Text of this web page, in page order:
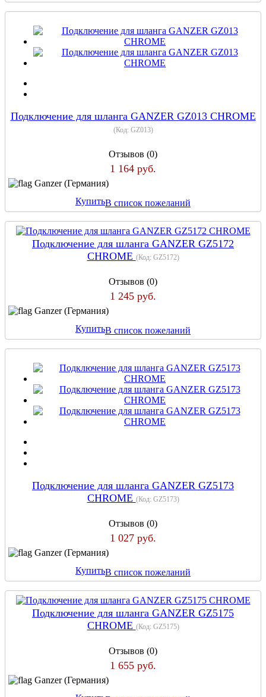
Подключение для шланга GANZER GZ013 CHROME
(Код: GZ013)
Отзывов (0)
1 164 руб.
Ganzer (Германия)
КупитьВ список пожеланий
Подключение для шланга GANZER GZ5172
CHROME (Код: GZ5172)
Отзывов (0)
1 245 руб.
Ganzer (Германия)
КупитьВ список пожеланий
Подключение для шланга GANZER GZ5173
CHROME (Код: GZ5173)
Отзывов (0)
1 027 руб.
Ganzer (Германия)
КупитьВ список пожеланий
Подключение для шланга GANZER GZ5175
CHROME (Код: GZ5175)
Отзывов (0)
1 655 руб.
Ganzer (Германия)